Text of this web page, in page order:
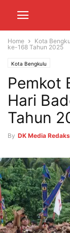
Home Kota
ke-168 Tahun 2025
Kota Bengkulu
Pemkot
Hari
Tahun
By DK Media